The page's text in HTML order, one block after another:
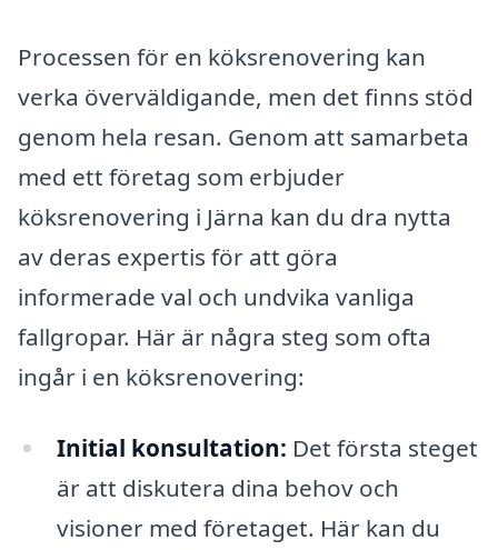
Processen för en köksrenovering kan
verka överväldigande, men det finns stöd
genom hela resan. Genom att samarbeta
med ett företag som erbjuder
köksrenovering i Järna kan du dra nytta
av deras expertis för att göra
informerade val och undvika vanliga
fallgropar. Här är några steg som ofta
ingår i en köksrenovering:
Initial konsultation: Det första steget
är att diskutera dina behov och
visioner med företaget. Här kan du